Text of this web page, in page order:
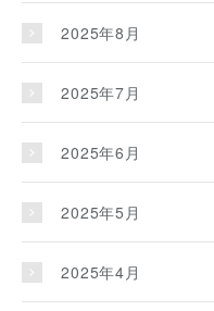
2025年8月
2025年7月
2025年6月
2025年5月
2025年4月